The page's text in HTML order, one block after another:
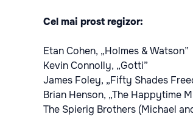
Cel mai prost regizor:
Etan Cohen, „Holmes & Watson”
Kevin Connolly, „Gotti”
James Foley, „Fifty Shades
Brian Henson, „The Happytime
The Spierig Brothers (Michael